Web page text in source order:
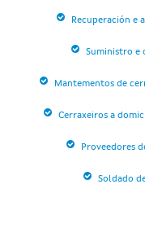
Recuperación e
Suministro e
Mantementos de
Cerraxeiros a
Proveedores
Soldado